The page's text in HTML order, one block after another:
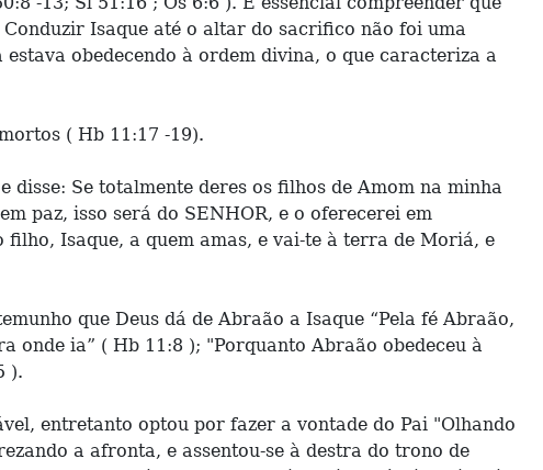
Isaque até o altar do sacrifico não foi uma
obedecendo à ordem divina, o que caracteriza a
( Hb 11:17 -19).
Se totalmente deres os filhos de Amom na minha
paz, isso será do SENHOR, e o oferecerei em
Isaque, a quem amas, e vai-te à terra de Moriá, e
que Deus dá de Abraão a Isaque “Pela fé Abraão,
onde ia” ( Hb 11:8 ); "Porquanto Abraão obedeceu à
).
entretanto optou por fazer a vontade do Pai "Olhando
a afronta, e assentou-se à destra do trono de